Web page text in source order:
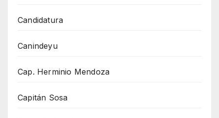
Candidatura
Canindeyu
Cap. Herminio Mendoza
Capitán Sosa